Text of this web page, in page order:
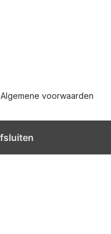
voorwaarden